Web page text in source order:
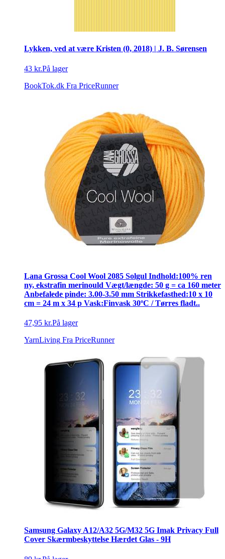
Lykken, ved at være Kristen (0, 2018) | J. B. Sørensen
43 kr.På lager
BookTok.dk Fra PriceRunner
Lana Grossa Cool Wool 2085 Solgul Indhold:100% ren
ny, ekstrafin merinould Vægt/længde: 50 g = ca 160 meter
Anbefalede pinde: 3.00-3.50 mm Strikkefasthed:10 x 10
cm = 24 m x 34 p Vask:Finvask 30ºC / Tørres fladt..
47,95 kr.På lager
YarnLiving Fra PriceRunner
Samsung Galaxy A12/A32 5G/M32 5G Imak Privacy Full
Cover Skærmbeskyttelse Hærdet Glas - 9H